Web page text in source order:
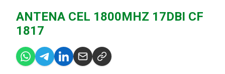
ANTENA CEL 1800MHZ 17DBI CF
1817